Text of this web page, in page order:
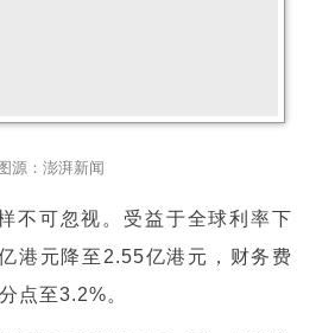
图源：澎湃新闻
不可忽视。受益于全球利率下
港元降至2.55亿港元，财务费
点至3.2%。